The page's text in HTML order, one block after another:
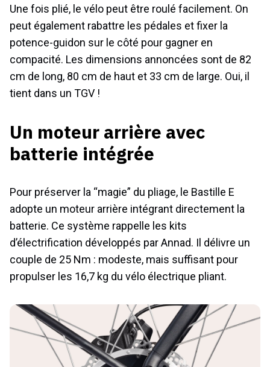
Une fois plié, le vélo peut être roulé facilement. On
peut également rabattre les pédales et fixer la
potence-guidon sur le côté pour gagner en
compacité. Les dimensions annoncées sont de 82
cm de long, 80 cm de haut et 33 cm de large. Oui, il
tient dans un TGV !
Un moteur arrière avec
batterie intégrée
Pour préserver la “magie” du pliage, le Bastille E
adopte un moteur arrière intégrant directement la
batterie. Ce système rappelle les kits
d’électrification développés par Annad. Il délivre un
couple de 25 Nm : modeste, mais suffisant pour
propulser les 16,7 kg du vélo électrique pliant.